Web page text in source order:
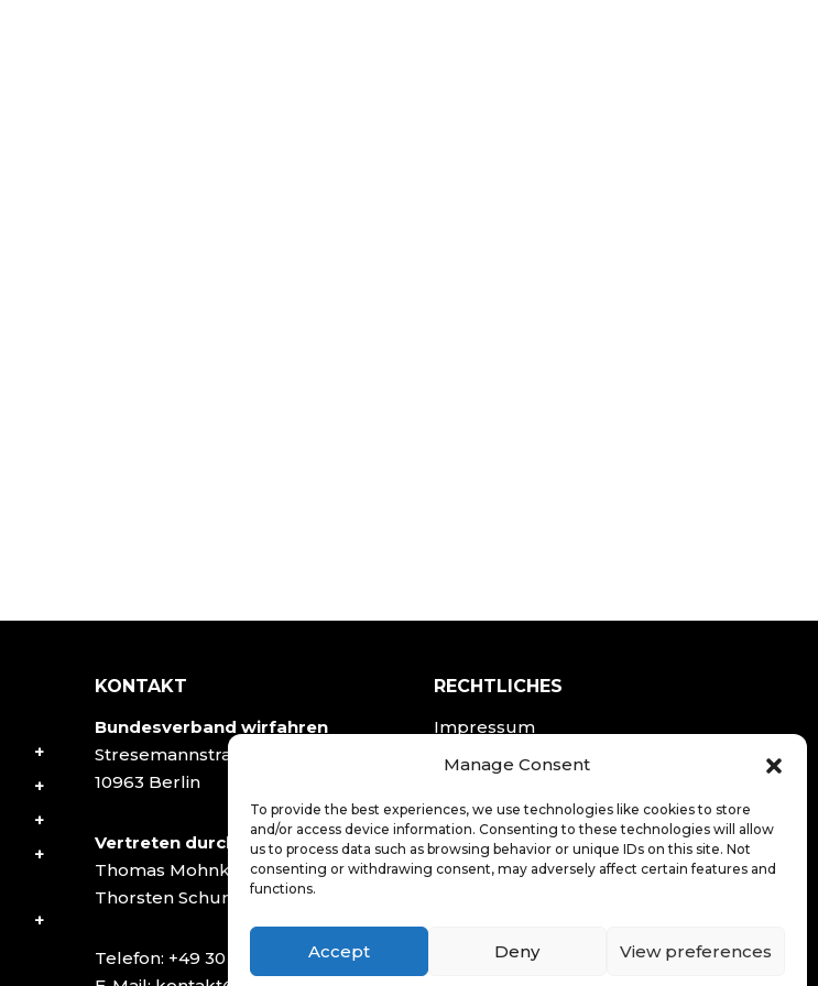
Manage Consent
To provide the best experiences, we use technologies like cookies to store
and/or access device information. Consenting to these technologies will allow
us to process data such as browsing behavior or unique IDs on this site. Not
consenting or withdrawing consent, may adversely affect certain features and
functions.
Accept Deny View preferences
KONTAKT
Bundesverband wirfahren
Stresemannstraße 78
10963 Berlin
Vertreten durch:
Thomas Mohnke
Thorsten Schumacher
Telefon: +49 30 4050292720
RECHTLICHES
Impressum
Datenschutzerklärung
LOGIN